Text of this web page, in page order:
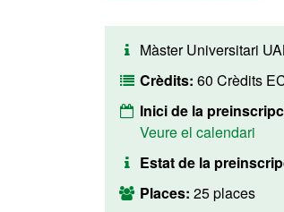
Màster Universitari
Crèdits: 60 Crèdits
Inici de la
Veure el calendari
Estat de la
Places: 25 places